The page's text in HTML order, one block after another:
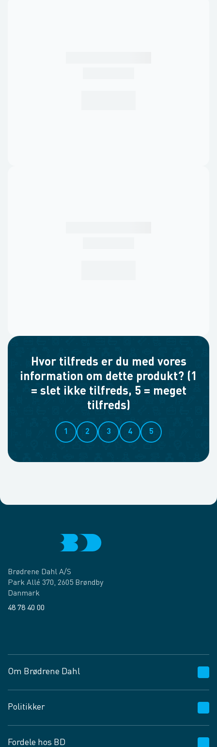
Hvor tilfreds er du med vores
information om dette produkt? (1
= slet ikke tilfreds, 5 = meget
tilfreds)
1 2 3 4 5
Brødrene Dahl A/S
Park Allé 370, 2605 Brøndby
Danmark
48 78 40 00
Om Brødrene Dahl
Vagttelefon 30 10 89 89
Spørgsmål og svar
Job og karriere
Politikker
Fordele hos BD